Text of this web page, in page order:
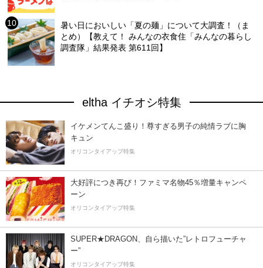
暑い日においしい「夏の麺」について大調査！（ま
とめ）【教えて！ みんなの衣食住「みんなの暮らし
調査隊」結果発表 第611回】
eltha イチオシ特集
イケメンてんこ盛り！尊すぎる男子の純情ラブに胸
キュン
オリコンタイアップ特集
大好評につき再び！ファミマ名物45％増量キャンペ
ーン
オリコンタイアップ特集
SUPER★DRAGON、自ら描いた”レトロフューチャ
ー”
オリコンタイアップ特集